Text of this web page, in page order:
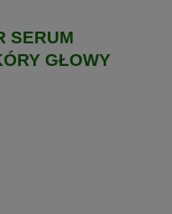
SERUM
GŁOWY